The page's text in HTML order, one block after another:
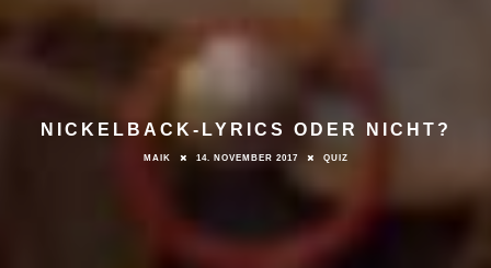
NICKELBACK-LYRICS ODER NICHT?
MAIK 14. NOVEMBER 2017 QUIZ